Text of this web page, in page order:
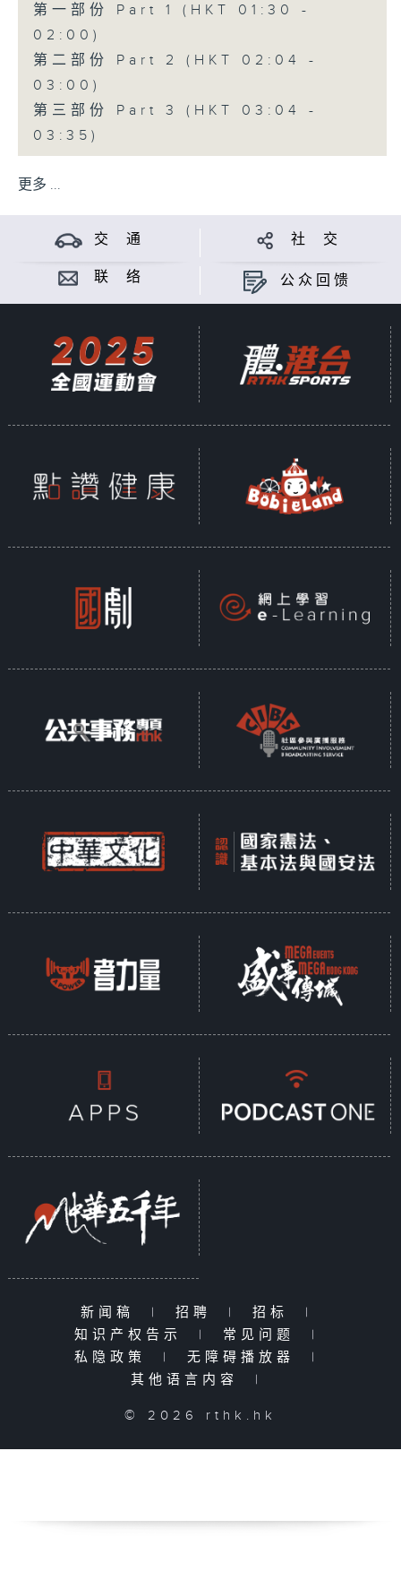
第一部份 Part 1 (HKT 01:30 -
02:00)
第二部份 Part 2 (HKT 02:04 -
03:00)
第三部份 Part 3 (HKT 03:04 -
03:35)
更多 ...
交 通 社 交
联 络 公众回馈
新闻稿 | 招聘 | 招标
|
知识产权告示
| 常见问题
|
私隐政策
| 无障碍播放器
|
其他语言内容
|
© 2026 rthk.hk